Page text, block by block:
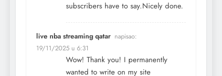
subscribers have to say.Nicely done.
live nba streaming qatar napisao:
19/11/2025 u 6:31
Wow! Thank you! I permanently
wanted to write on my site